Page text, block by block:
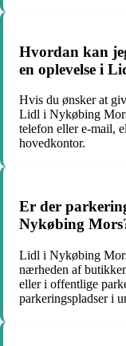
Hvordan kan
en oplevelse i
Hvis du ønsker at
Lidl i Nykøbing
telefon eller e-mail,
hovedkontor.
Er der
Nykøbing
Lidl i Nykøbing
nærheden af
eller i offentlige
parkeringspladser i